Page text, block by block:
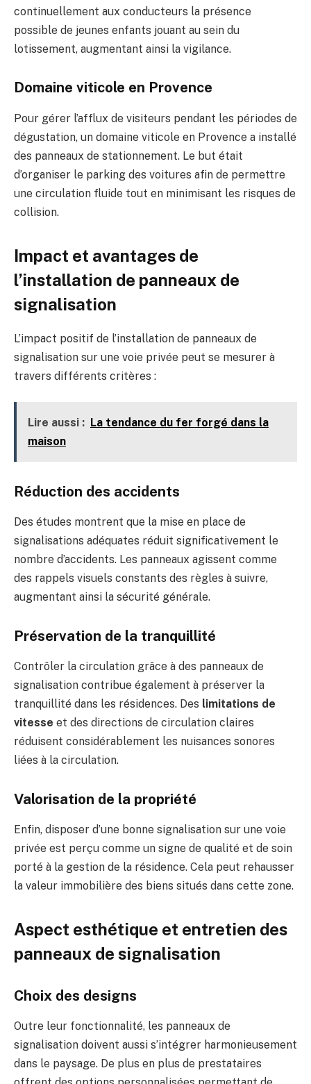
continuellement aux conducteurs la présence
possible de jeunes enfants jouant au sein du
lotissement, augmentant ainsi la vigilance.
Domaine viticole en Provence
Pour gérer l’afflux de visiteurs pendant les périodes de
dégustation, un domaine viticole en Provence a installé
des panneaux de stationnement. Le but était
d’organiser le parking des voitures afin de permettre
une circulation fluide tout en minimisant les risques de
collision.
Impact et avantages de
l’installation de panneaux de
signalisation
L’impact positif de l’installation de panneaux de
signalisation sur une voie privée peut se mesurer à
travers différents critères :
Lire aussi : La tendance du fer forgé dans la
maison
Réduction des accidents
Des études montrent que la mise en place de
signalisations adéquates réduit significativement le
nombre d’accidents. Les panneaux agissent comme
des rappels visuels constants des règles à suivre,
augmentant ainsi la sécurité générale.
Préservation de la tranquillité
Contrôler la circulation grâce à des panneaux de
signalisation contribue également à préserver la
tranquillité dans les résidences. Des limitations de
vitesse et des directions de circulation claires
réduisent considérablement les nuisances sonores
liées à la circulation.
Valorisation de la propriété
Enfin, disposer d’une bonne signalisation sur une voie
privée est perçu comme un signe de qualité et de soin
porté à la gestion de la résidence. Cela peut rehausser
la valeur immobilière des biens situés dans cette zone.
Aspect esthétique et entretien des
panneaux de signalisation
Choix des designs
Outre leur fonctionnalité, les panneaux de
signalisation doivent aussi s’intégrer harmonieusement
dans le paysage. De plus en plus de prestataires